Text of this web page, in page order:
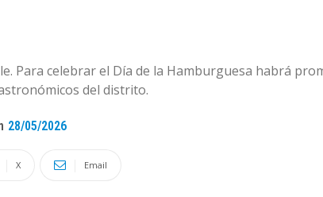
Para celebrar el Día de la Hamburguesa habrá
del distrito.
28/05/2026
X Email